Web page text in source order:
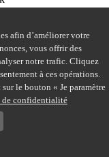
afin d’améliorer votre
vous offrir des
notre trafic. Cliquez
à ces opérations.
le bouton « Je paramètre
confidentialité